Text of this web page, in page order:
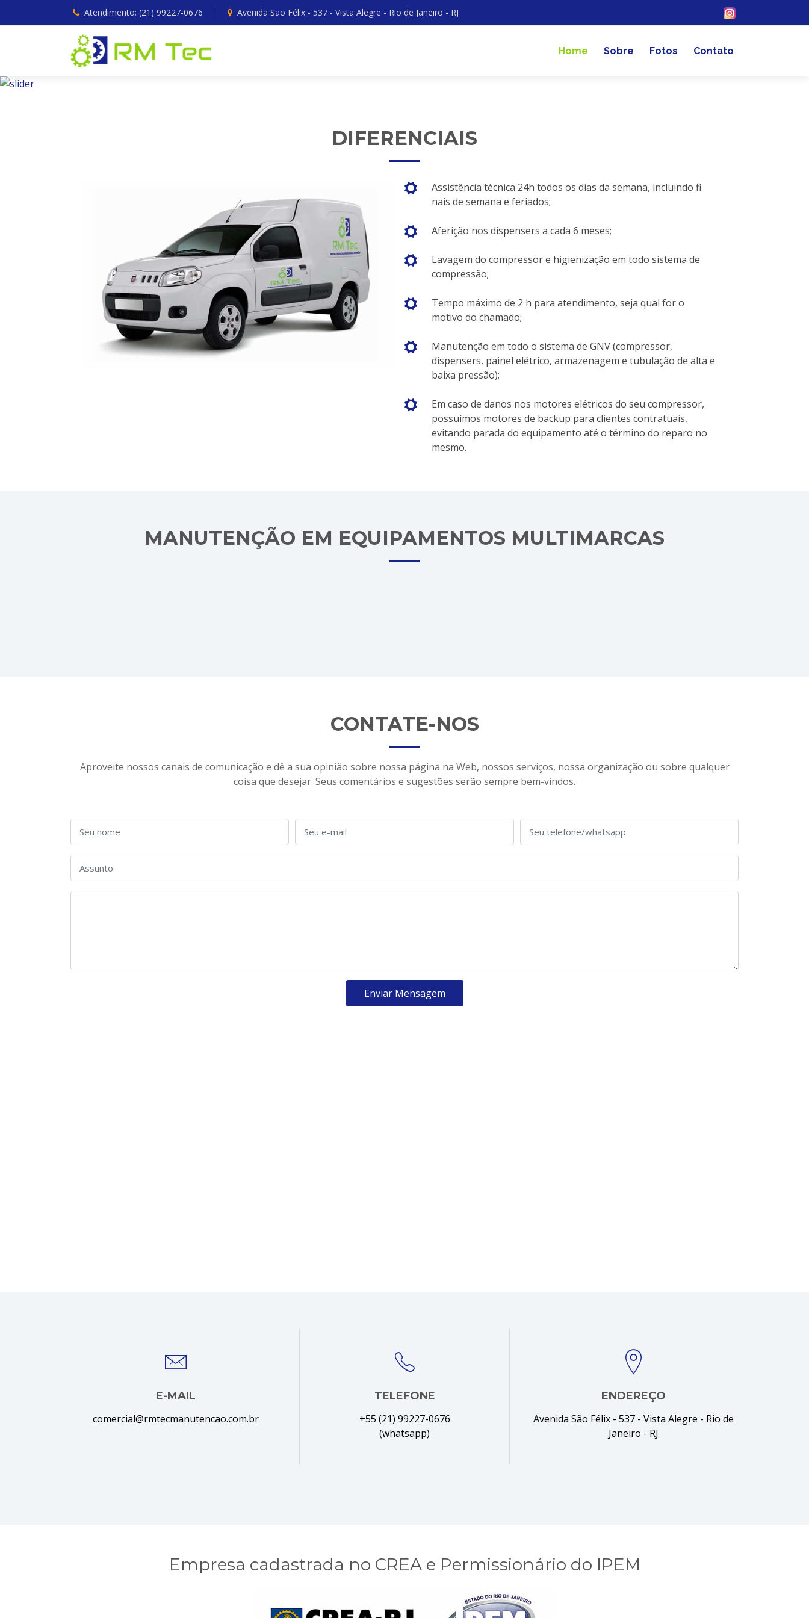
Atendimento: (21) 99227-0676 Avenida São Félix - 537 - Vista Alegre - Rio de Janeiro - RJ
Home Sobre Fotos Contato
DIFERENCIAIS
Assistência técnica 24h todos os dias da semana, incluindo fi
nais de semana e feriados;
Aferição nos dispensers a cada 6 meses;
Lavagem do compressor e higienização em todo sistema de
compressão;
Tempo máximo de 2 h para atendimento, seja qual for o
motivo do chamado;
Manutenção em todo o sistema de GNV (compressor,
dispensers, painel elétrico, armazenagem e tubulação de alta e
baixa pressão);
Em caso de danos nos motores elétricos do seu compressor,
possuímos motores de backup para clientes contratuais,
evitando parada do equipamento até o término do reparo no
mesmo.
MANUTENÇÃO EM EQUIPAMENTOS MULTIMARCAS
CONTATE-NOS
Aproveite nossos canais de comunicação e dê a sua opinião sobre nossa página na Web, nossos serviços, nossa organização ou sobre qualquer
coisa que desejar. Seus comentários e sugestões serão sempre bem-vindos.
Enviar Mensagem
E-MAIL
comercial@rmtecmanutencao.com.br
TELEFONE
+55 (21) 99227-0676
(whatsapp)
ENDEREÇO
Avenida São Félix - 537 - Vista Alegre - Rio de
Janeiro - RJ
Empresa cadastrada no CREA e Permissionário do IPEM